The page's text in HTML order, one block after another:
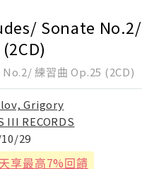
Sonate No.2/
練習曲 Op.25 (2CD)
Grigory
III RECORDS
29
享最高7%回饋